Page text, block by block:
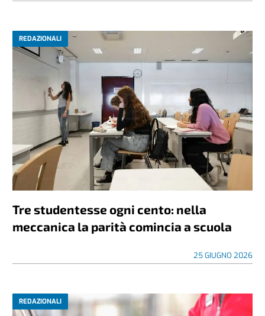
REDAZIONALI
Tre studentesse ogni cento: nella
meccanica la parità comincia a scuola
25 GIUGNO 2026
REDAZIONALI